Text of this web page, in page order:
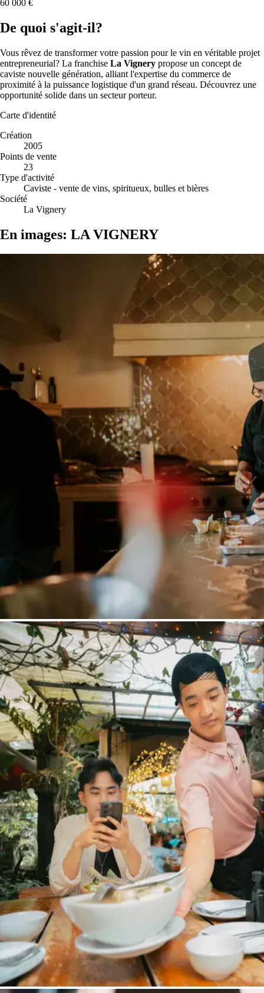
60 000 €
De quoi s'agit-il?
Vous rêvez de transformer votre passion pour le vin en véritable projet
entrepreneurial? La franchise La Vignery propose un concept de
caviste nouvelle génération, alliant l'expertise du commerce de
proximité à la puissance logistique d'un grand réseau. Découvrez une
opportunité solide dans un secteur porteur.
Carte d'identité
Création
2005
Points de vente
23
Type d'activité
Caviste - vente de vins, spiritueux, bulles et bières
Société
La Vignery
En images: LA VIGNERY